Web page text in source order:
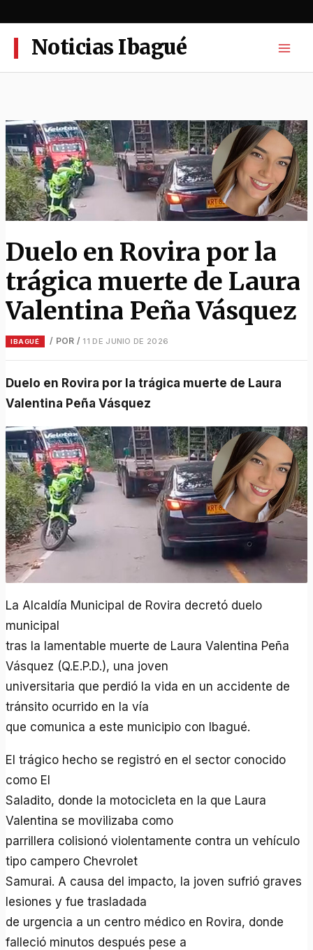
al
contenidoNoticias Ibagué
Duelo en Rovira por la
trágica muerte de Laura
Valentina Peña Vásquez
IBAGUÉ / POR / 11 DE JUNIO DE 2026
Duelo en Rovira por la trágica muerte de Laura
Valentina Peña Vásquez
La Alcaldía Municipal de Rovira decretó duelo
municipal
tras la lamentable muerte de Laura Valentina Peña
Vásquez (Q.E.P.D.), una joven
universitaria que perdió la vida en un accidente de
tránsito ocurrido en la vía
que comunica a este municipio con Ibagué.
El trágico hecho se registró en el sector conocido
como El
Saladito, donde la motocicleta en la que Laura
Valentina se movilizaba como
parrillera colisionó violentamente contra un vehículo
tipo campero Chevrolet
Samurai. A causa del impacto, la joven sufrió graves
lesiones y fue trasladada
de urgencia a un centro médico en Rovira, donde
falleció minutos después pese a